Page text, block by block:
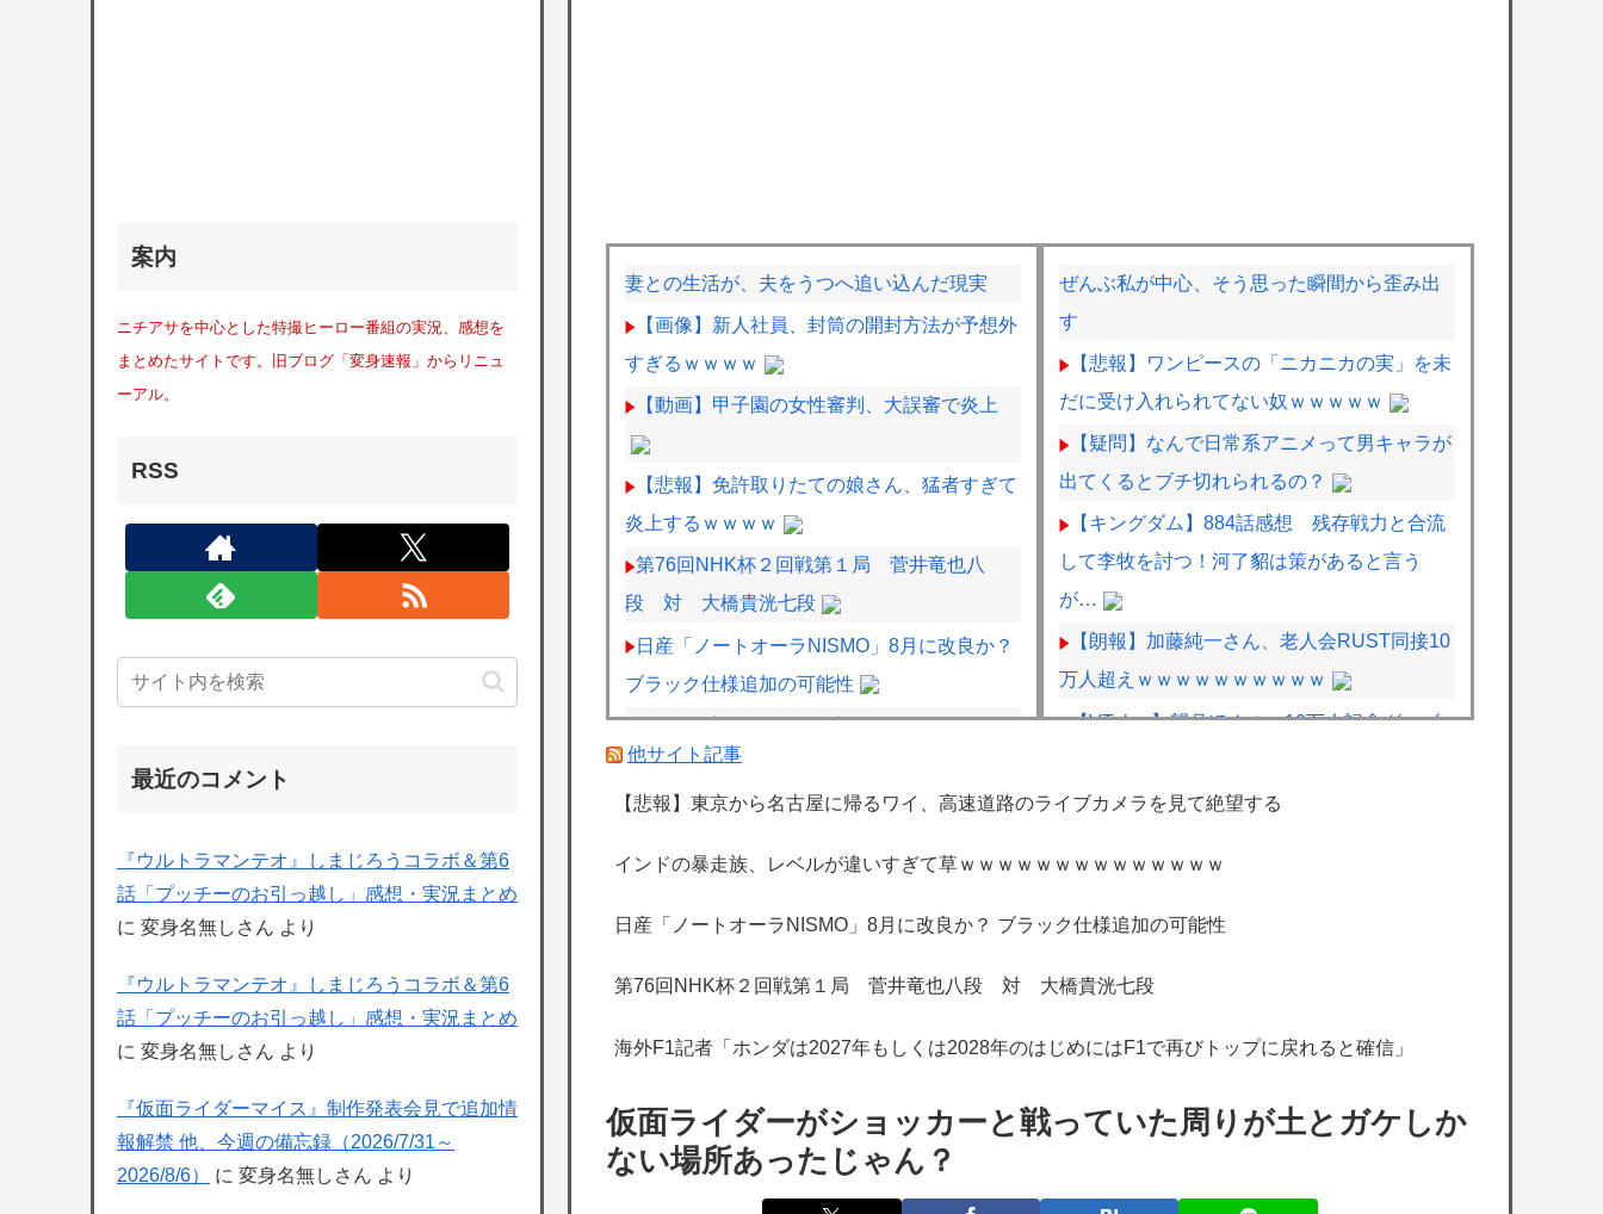
妻との生活が、夫をうつへ追い込んだ現実
【画像】新人社員、封筒の開封方法が予想外
すぎるｗｗｗｗ
【動画】甲子園の女性審判、大誤審で炎上
【悲報】免許取りたての娘さん、猛者すぎて
炎上するｗｗｗｗ
第76回NHK杯２回戦第１局 菅井竜也八
段 対 大橋貴洸七段
日産「ノートオーラNISMO」8月に改良か？
ブラック仕様追加の可能性
F1のスプリントは何か変えないと面白くな
いよな
麺類のイメージが1ミリもない都道府県ｗｗ
出たあの親日経営者に海外が大騒ぎ
韓国人「実は日本経済を支えて生かしている
も感謝してるらしい…（ﾌﾞﾙﾌﾞﾙ」＝韓国の反
応
海外「日本よ、お前がナンバーワンだ」 熊
ぜんぶ私が中心、そう思った瞬間から歪み出
す
【悲報】ワンピースの「ニカニカの実」を未
だに受け入れられてない奴ｗｗｗｗｗ
【疑問】なんで日常系アニメって男キャラが
出てくるとブチ切れられるの？
【キングダム】884話感想 残存戦力と合流
して李牧を討つ！河了貂は策があると言う
が…
【朗報】加藤純一さん、老人会RUST同接10
万人超えｗｗｗｗｗｗｗｗｗｗ
【VTuber】望月ほぐの、10万人記念グッズ
こらないはずがない』『嘘だろ…ほぐほ
Switch2の売上が３分の1以下になったと海外
【艦これ】ポニー黒潮 他
『FF7 リベレーション』浜口Dが8月26日3時
表くる！？
ギュアちょっとドスケベじゃない？
他サイト記事
【悲報】東京から名古屋に帰るワイ、高速道路のライブカメラを見て絶望する
インドの暴走族、レベルが違いすぎて草ｗｗｗｗｗｗｗｗｗｗｗｗｗｗ
日産「ノートオーラNISMO」8月に改良か？ ブラック仕様追加の可能性
第76回NHK杯２回戦第１局 菅井竜也八段 対 大橋貴洸七段
海外F1記者「ホンダは2027年もしくは2028年のはじめにはF1で再びトップに戻れると確信」
仮面ライダーがショッカーと戦っていた周りが土とガケしか
ない場所あったじゃん？
案内
ニチアサを中心とした特撮ヒーロー番組の実況、感想を
まとめたサイトです。旧ブログ「変身速報」からリニュ
ーアル。
RSS
最近のコメント
『ウルトラマンテオ』しまじろうコラボ＆第6
話「プッチーのお引っ越し」感想・実況まとめ
に 変身名無しさん より
『ウルトラマンテオ』しまじろうコラボ＆第6
話「プッチーのお引っ越し」感想・実況まとめ
に 変身名無しさん より
『仮面ライダーマイス』制作発表会見で追加情
報解禁 他、今週の備忘録（2026/7/31～
2026/8/6）
に 変身名無しさん より